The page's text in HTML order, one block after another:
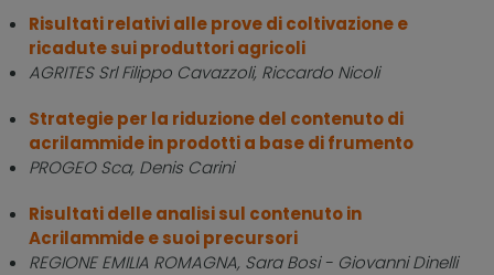
Risultati relativi alle prove di coltivazione e
ricadute sui produttori agricoli
AGRITES Srl Filippo Cavazzoli, Riccardo Nicoli
Strategie per la riduzione del contenuto di
acrilammide in prodotti a base di frumento
PROGEO Sca, Denis Carini
Risultati delle analisi sul contenuto in
Acrilammide e suoi precursori
REGIONE EMILIA ROMAGNA, Sara Bosi - Giovanni Dinelli